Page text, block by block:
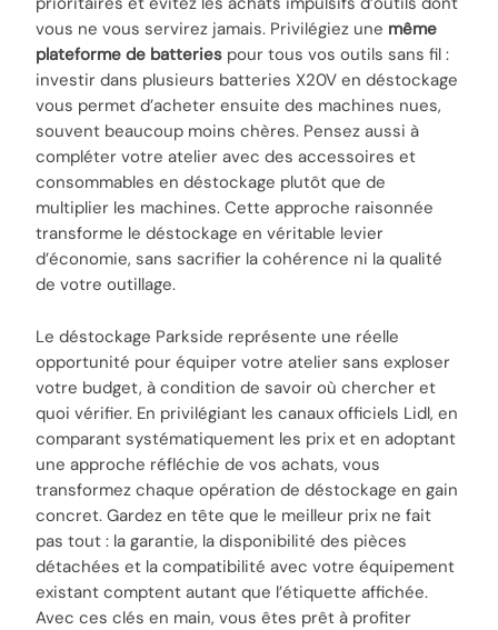
vous ne vous servirez jamais. Privilégiez une même
plateforme de batteries pour tous vos outils sans fil :
investir dans plusieurs batteries X20V en déstockage
vous permet d’acheter ensuite des machines nues,
souvent beaucoup moins chères. Pensez aussi à
compléter votre atelier avec des accessoires et
consommables en déstockage plutôt que de
multiplier les machines. Cette approche raisonnée
transforme le déstockage en véritable levier
d’économie, sans sacrifier la cohérence ni la qualité
de votre outillage.
Le déstockage Parkside représente une réelle
opportunité pour équiper votre atelier sans exploser
votre budget, à condition de savoir où chercher et
quoi vérifier. En privilégiant les canaux officiels Lidl, en
comparant systématiquement les prix et en adoptant
une approche réfléchie de vos achats, vous
transformez chaque opération de déstockage en gain
concret. Gardez en tête que le meilleur prix ne fait
pas tout : la garantie, la disponibilité des pièces
détachées et la compatibilité avec votre équipement
existant comptent autant que l’étiquette affichée.
Avec ces clés en main, vous êtes prêt à profiter